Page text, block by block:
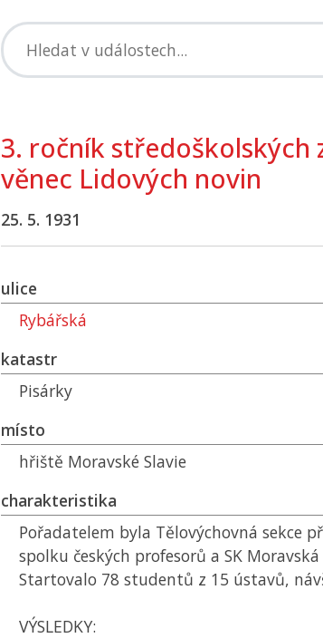
3. ročník středoškolských
věnec Lidových novin
25. 5. 1931
ulice
Rybářská
katastr
Pisárky
místo
hřiště Moravské Slavie
charakteristika
Pořadatelem byla Tělovýchovná sekce
spolku českých profesorů a SK Moravská
Startovalo 78 studentů z 15 ústavů,
VÝSLEDKY: